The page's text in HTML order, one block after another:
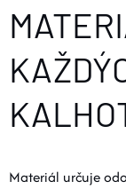
Materiál určuje